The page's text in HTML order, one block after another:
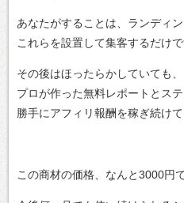
あなたがすることは、ランディン
これらを設置して集客するだけで
その後はほったらかしていても、
プロが作った無料レポートとス
勝手にアフィリ報酬を稼ぎ続けて
この商材の価格、なんと3000円で